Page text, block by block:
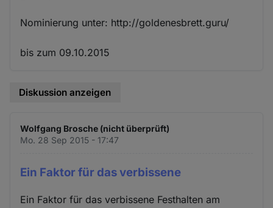
Nominierung unter: http://goldenesbrett.guru/
bis zum 09.10.2015
Diskussion anzeigen
Wolfgang Brosche (nicht überprüft)
Mo. 28 Sep 2015 - 17:47
Ein Faktor für das verbissene
Ein Faktor für das verbissene Festhalten am